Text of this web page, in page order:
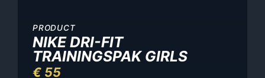
PRODUCT
NIKE DRI-FIT
TRAININGSPAK GIRLS
€ 55